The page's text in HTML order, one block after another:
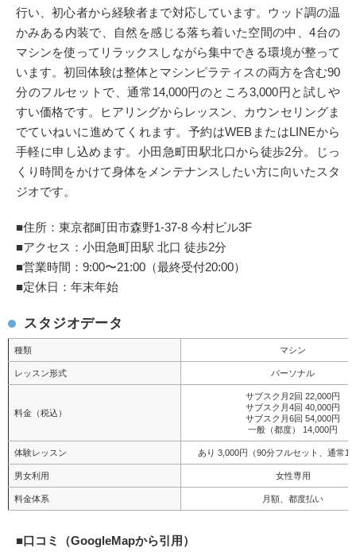
行い、初心者から経験者まで対応しています。ウッド調の温
かみある内装で、自然を感じる落ち着いた空間の中、4台の
マシンを使ってリラックスしながら集中できる環境が整って
います。初回体験は整体とマシンピラティスの両方を含む90
分のフルセットで、通常14,000円のところ3,000円と試しや
すい価格です。ヒアリングからレッスン、カウンセリングま
でていねいに進めてくれます。予約はWEBまたはLINEから
手軽に申し込めます。小田急町田駅北口から徒歩2分。じっ
くり時間をかけて身体をメンテナンスしたい方に向いたスタ
ジオです。
■住所：東京都町田市森野1-37-8 今村ビル3F
■アクセス：小田急町田駅 北口 徒歩2分
■営業時間：9:00〜21:00（最終受付20:00）
■定休日：年末年始
スタジオデータ
種類 マシン
レッスン形式 パーソナル
料金（税込）
サブスク月2回 22,000円
サブスク月4回 40,000円
サブスク月6回 54,000円
一般（都度） 14,000円
体験レッスン あり 3,000円（90分フルセット、通常
男女利用 女性専用
料金体系 月額、都度払い
■口コミ（GoogleMapから引用）